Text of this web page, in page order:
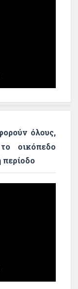
όλους,
οικόπεδο
περίοδο